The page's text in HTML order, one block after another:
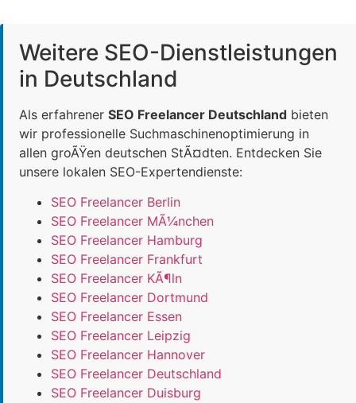
Weitere SEO-Dienstleistungen
in Deutschland
Als erfahrener SEO Freelancer Deutschland bieten
wir professionelle Suchmaschinenoptimierung in
allen groÃŸen deutschen StÃ¤dten. Entdecken Sie
unsere lokalen SEO-Expertendienste:
SEO Freelancer Berlin
SEO Freelancer MÃ¼nchen
SEO Freelancer Hamburg
SEO Freelancer Frankfurt
SEO Freelancer KÃ¶ln
SEO Freelancer Dortmund
SEO Freelancer Essen
SEO Freelancer Leipzig
SEO Freelancer Hannover
SEO Freelancer Deutschland
SEO Freelancer Duisburg